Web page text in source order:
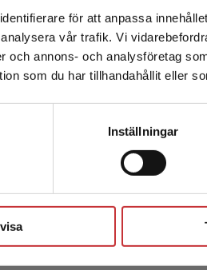
för att anpassa
vår trafik. Vi
och annons- och analysföretag
som du har tillhandahållit eller
Inställningar
Det verkar som att du
enhet utanför Sverige.
Sverige. För att kunna
leveransadressen vara
Bodils Första Läsebok
Jönsson, Bodil
292 kr